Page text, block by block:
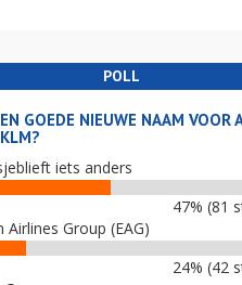
POLL
GOEDE NIEUWE NAAM VOOR
iets anders
47% (81
Airlines Group (EAG)
24% (42